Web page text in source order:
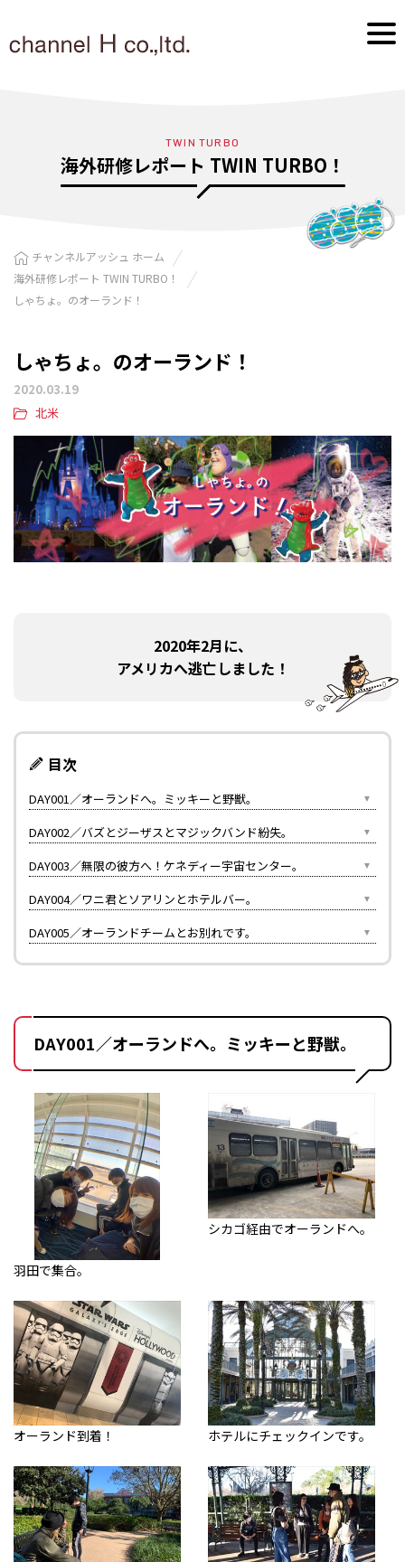
TWIN TURBO
海外研修レポート TWIN TURBO！
チャンネルアッシュ ホーム
海外研修レポート TWIN TURBO！
しゃちょ。のオーランド！
しゃちょ。のオーランド！
2020.03.19
北米
2020年2月に、
アメリカへ逃亡しました！
目次
DAY001／オーランドへ。ミッキーと野獣。
DAY002／バズとジーザスとマジックバンド紛失。
DAY003／無限の彼方へ！ケネディー宇宙センター。
DAY004／ワニ君とソアリンとホテルバー。
DAY005／オーランドチームとお別れです。
DAY001／オーランドへ。ミッキーと野獣。
羽田で集合。
シカゴ経由でオーランドへ。
オーランド到着！ ホテルにチェックインです。